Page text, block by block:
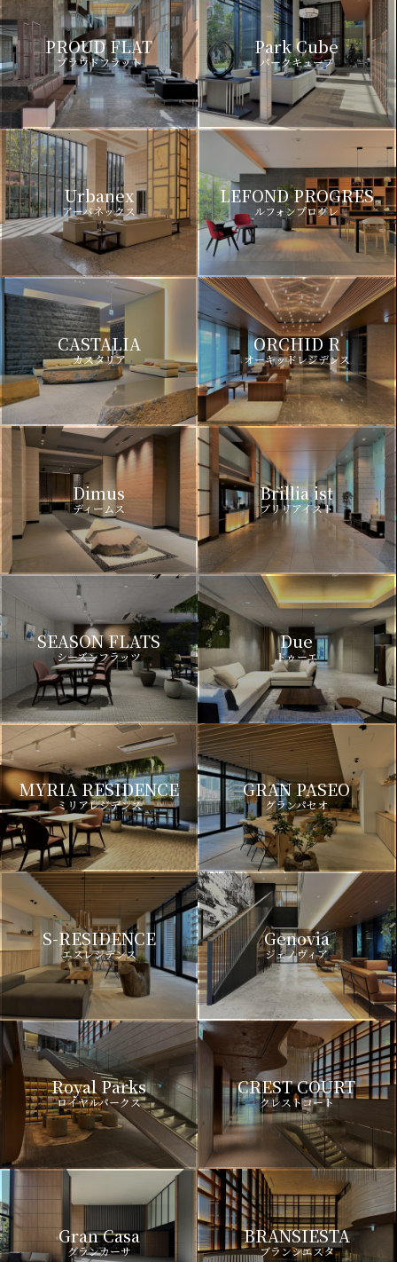
PROUD FLAT
プラウドフラット
Park Cube
パークキューブ
Urbanex
アーバネックス
LEFOND PROGRES
ルフォンプログレ
CASTALIA
カスタリア
ORCHID R
オーキッドレジデンス
Dimus
ディームス
Brillia ist
ブリリアイスト
SEASON FLATS
シーズンフラッツ
Due
ドゥーエ
MYRIA RESIDENCE
ミリアレジデンス
GRAN PASEO
グランパセオ
S-RESIDENCE
エスレジデンス
Genovia
ジェノヴィア
Royal Parks
ロイヤルパークス
CREST COURT
クレストコート
Gran Casa
グランカーサ
BRANSIESTA
ブランシエスタ